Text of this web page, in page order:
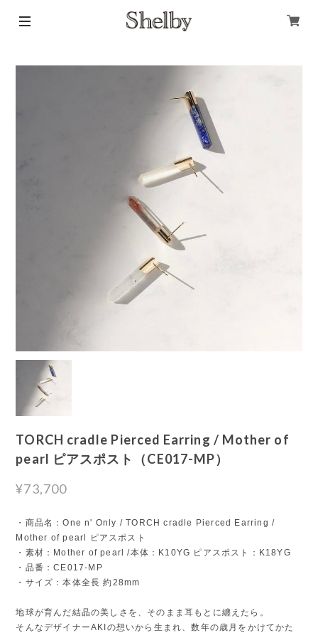
TORCH cradle Pierced Earring / Mother of
pearl ピアスポスト（CE017-MP）
¥73,700
・商品名：One n' Only / TORCH cradle Pierced Earring /
Mother of pearl ピアスポスト
・素材：Mother of pearl /本体：K10YG ピアスポスト：K18YG
・品番：CE017-MP
・サイズ：本体全長 約28mm
地球が育んだ結晶の美しさを、そのまま耳もとに纏えたら。
そんなデザイナーAKIの想いから生まれ、数年の歳月をかけてかた